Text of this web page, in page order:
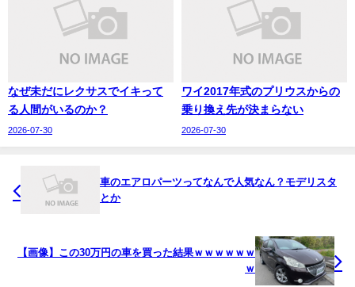
なぜ未だにレクサスでイキって
る人間がいるのか？
2026-07-30
ワイ2017年式のプリウスからの
乗り換え先が決まらない
2026-07-30
車のエアロパーツってなんで人気なん？モデリスタ
とか
【画像】この30万円の車を買った結果ｗｗｗｗｗｗ
ｗ